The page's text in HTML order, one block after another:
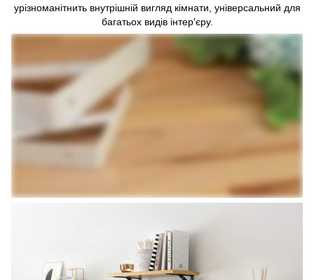
урізноманітнить внутрішній вигляд кімнати, універсальний для
багатьох видів інтер'єру.